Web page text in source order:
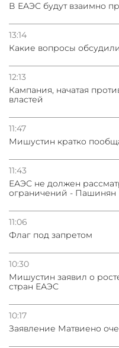
В ЕАЭС будут взаимно
13:14
Какие вопросы
12:13
Кампания, начатая
властей
11:47
Мишустин кратко
11:43
ЕАЭС не должен
ограничений - Пашинян
11:06
Флаг под запретом
10:30
Мишустин заявил о
стран ЕАЭС
10:17
Заявление Матвиено